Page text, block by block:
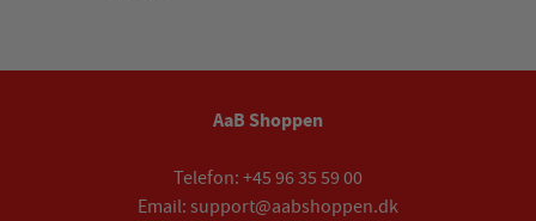
AaB Shoppen
Telefon: +45 96 35 59 00
Email: support@aabshoppen.dk